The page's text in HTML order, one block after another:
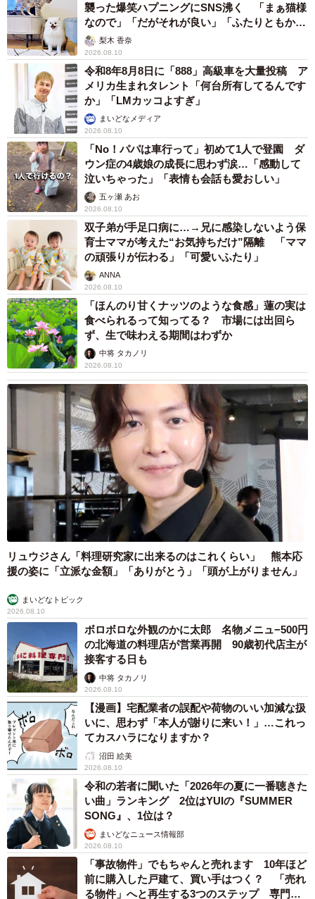
襲った爆笑ハプニングにSNS沸く 「まぁ猫様
なので」「だがそれが良い」「ふたりともかわ
いいね」
梨木 香奈
2026.08.10
令和8年8月8日に「888」高級車を大量投稿 ア
メリカ生まれタレント「何台所有してるんです
か」「LMカッコよすぎ」
まいどなメディア
2026.08.10
「No！パパは車行って」初めて1人で登園 ダ
ウン症の4歳娘の成長に思わず涙…「感動して
泣いちゃった」「表情も会話も愛おしい」
五ヶ瀬 あお
2026.08.10
双子弟が手足口病に…→兄に感染しないよう保
育士ママが考えた“お気持ちだけ”隔離 「ママ
の頑張りが伝わる」「可愛いふたり」
ANNA
2026.08.10
「ほんのり甘くナッツのような食感」蓮の実は
食べられるって知ってる？ 市場には出回ら
ず、生で味わえる期間はわずか
中将 タカノリ
2026.08.10
リュウジさん「料理研究家に出来るのはこれくらい」 熊本応
援の姿に「立派な金額」「ありがとう」「頭が上がりません」
まいどなトピック
2026.08.10
ボロボロな外観のかに太郎 名物メニュ−500円
の北海道の料理店が営業再開 90歳初代店主が
接客する日も
中将 タカノリ
2026.08.10
【漫画】宅配業者の誤配や荷物のいい加減な扱
いに、思わず「本人が謝りに来い！」…これっ
てカスハラになりますか？
沼田 絵美
2026.08.10
令和の若者に聞いた「2026年の夏に一番聴きた
い曲」ランキング 2位はYUIの『SUMMER
SONG』、1位は？
まいどなニュース情報部
2026.08.10
「事故物件」でもちゃんと売れます 10年ほど
前に購入した戸建て、買い手はつく？ 「売れ
る物件」へと再生する3つのステップ 専門家